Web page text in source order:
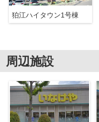
狛江ハイタウン1号棟
周辺施設